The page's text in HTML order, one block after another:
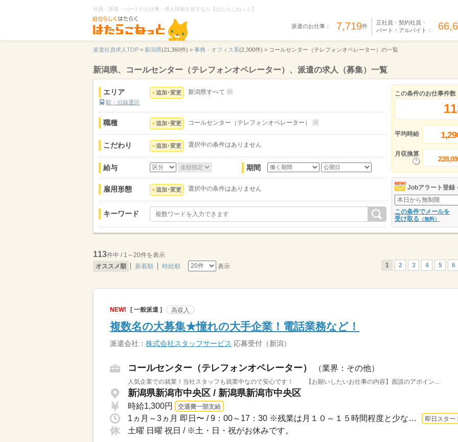
社員・派遣・パートのお仕事・求人情報を探すなら【はたらこねっと】
派遣のお仕事： 7,719件
正社員・契約社員・
パート・アルバイト：
派遣社員求人TOP > 新潟県(21,360件) > 事務・オフィス系(2,300件) > コールセンター（テレフォンオペレーター）の一覧
新潟県、コールセンター（テレフォンオペレーター）、派遣の求人（募集）一覧
エリア
駅・沿線選択
追加･変更 新潟県すべて
職種 追加･変更 コールセンター（テレフォンオペレーター）
こだわり 追加･変更 選択中の条件はありません
給与 期間
雇用形態 追加･変更 選択中の条件はありません
キーワード
この条件のお仕事件数
平均時給
月収換算
Jobアラート登録
この条件でメールを
受け取る （無料）
113件中 / 1～20件を表示
オススメ順
新着順 時給順 表示 1 2 3 4 5 6
NEW! [ 一般派遣 ] 高収入
複数名の大募集★憧れの大手企業！電話業務など！
派遣会社： 株式会社スタッフサービス 応募受付（新潟）
コールセンター（テレフォンオペレーター） （業界：その他）
人気企業での就業！当社スタッフも就業中なので安心です！ 【お願いしたいお仕事の内容】面談のアポイン...
新潟県新潟市中央区 / 新潟県新潟市中央区
時給1,300円 交通費一部支給
1ヵ月～3ヵ月 即日〜 / 9：00～17：30 ※残業は月１０～１５時間程度と少なめ。※休憩は... 即日スター
土曜 日曜 祝日 / ※土・日・祝がお休みです。